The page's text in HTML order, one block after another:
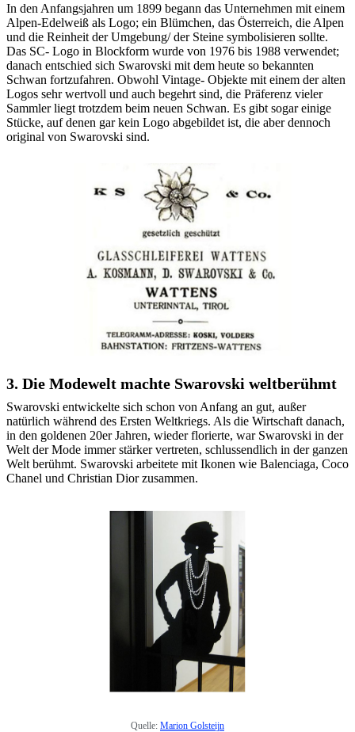
In den Anfangsjahren um 1899 begann das Unternehmen mit einem
Alpen-Edelweiß als Logo; ein Blümchen, das Österreich, die Alpen
und die Reinheit der Umgebung/ der Steine symbolisieren sollte.
Das SC- Logo in Blockform wurde von 1976 bis 1988 verwendet;
danach entschied sich Swarovski mit dem heute so bekannten
Schwan fortzufahren. Obwohl Vintage- Objekte mit einem der alten
Logos sehr wertvoll und auch begehrt sind, die Präferenz vieler
Sammler liegt trotzdem beim neuen Schwan. Es gibt sogar einige
Stücke, auf denen gar kein Logo abgebildet ist, die aber dennoch
original von Swarovski sind.
3. Die Modewelt machte Swarovski weltberühmt
Swarovski entwickelte sich schon von Anfang an gut, außer
natürlich während des Ersten Weltkriegs. Als die Wirtschaft danach,
in den goldenen 20er Jahren, wieder florierte, war Swarovski in der
Welt der Mode immer stärker vertreten, schlussendlich in der ganzen
Welt berühmt. Swarovski arbeitete mit Ikonen wie Balenciaga, Coco
Chanel und Christian Dior zusammen.
Quelle: Marion Golsteijn